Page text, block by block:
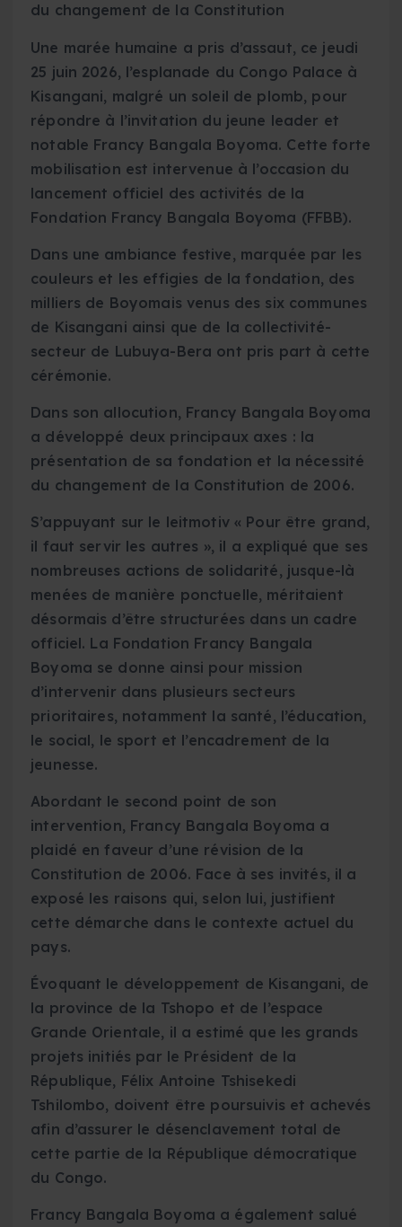
du changement de la Constitution
Une marée humaine a pris d’assaut, ce jeudi
25 juin 2026, l’esplanade du Congo Palace à
Kisangani, malgré un soleil de plomb, pour
répondre à l’invitation du jeune leader et
notable Francy Bangala Boyoma. Cette forte
mobilisation est intervenue à l’occasion du
lancement officiel des activités de la
Fondation Francy Bangala Boyoma (FFBB).
Dans une ambiance festive, marquée par les
couleurs et les effigies de la fondation, des
milliers de Boyomais venus des six communes
de Kisangani ainsi que de la collectivité-
secteur de Lubuya-Bera ont pris part à cette
cérémonie.
Dans son allocution, Francy Bangala Boyoma
a développé deux principaux axes : la
présentation de sa fondation et la nécessité
du changement de la Constitution de 2006.
S’appuyant sur le leitmotiv « Pour être grand,
il faut servir les autres », il a expliqué que ses
nombreuses actions de solidarité, jusque-là
menées de manière ponctuelle, méritaient
désormais d’être structurées dans un cadre
officiel. La Fondation Francy Bangala
Boyoma se donne ainsi pour mission
d’intervenir dans plusieurs secteurs
prioritaires, notamment la santé, l’éducation,
le social, le sport et l’encadrement de la
jeunesse.
Abordant le second point de son
intervention, Francy Bangala Boyoma a
plaidé en faveur d’une révision de la
Constitution de 2006. Face à ses invités, il a
exposé les raisons qui, selon lui, justifient
cette démarche dans le contexte actuel du
pays.
Évoquant le développement de Kisangani, de
la province de la Tshopo et de l’espace
Grande Orientale, il a estimé que les grands
projets initiés par le Président de la
République, Félix Antoine Tshisekedi
Tshilombo, doivent être poursuivis et achevés
afin d’assurer le désenclavement total de
cette partie de la République démocratique
du Congo.
Francy Bangala Boyoma a également salué